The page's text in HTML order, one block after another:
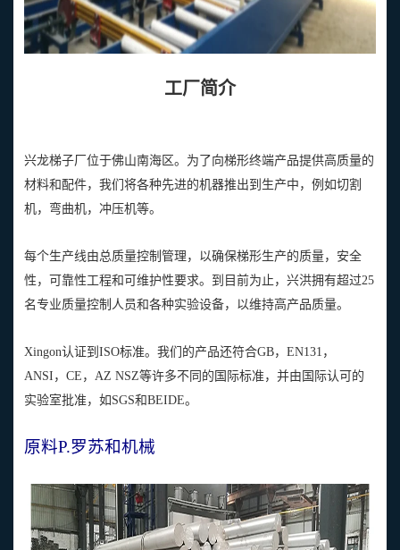
工厂简介
兴龙梯子厂位于佛山南海区。为了向梯形终端产品提供高质量的
材料和配件，我们将各种先进的机器推出到生产中，例如切割
机，弯曲机，冲压机等。
每个生产线由总质量控制管理，以确保梯形生产的质量，安全
性，可靠性工程和可维护性要求。到目前为止，兴洪拥有超过25
名专业质量控制人员和各种实验设备，以维持高产品质量。
Xingon认证到ISO标准。我们的产品还符合GB，EN131，
ANSI，CE，AZ NSZ等许多不同的国际标准，并由国际认可的
实验室批准，如SGS和BEIDE。
原料P.罗苏和机械